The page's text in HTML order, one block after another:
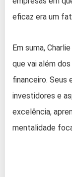
eficaz era um
Em suma,
que vai além
financeiro. Seus
investidores e
excelência,
mentalidade